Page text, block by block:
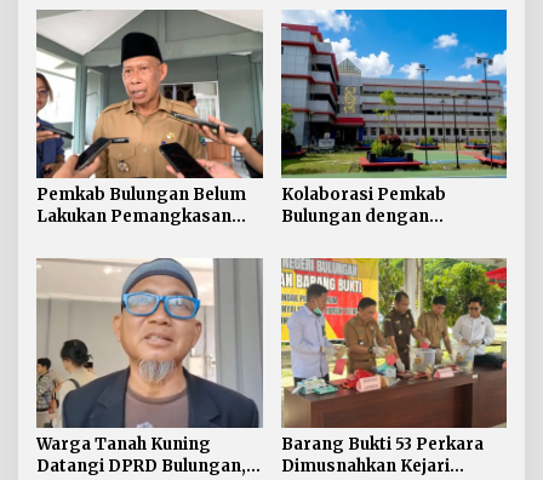
Pemkab Bulungan Belum
Lakukan Pemangkasan
Ada Arahan Pusat
Kolaborasi Pemkab
Bulungan dengan
Desa/Kelurahan Satu
Sarjana
Warga Tanah Kuning
Datangi DPRD Bulungan,
Barang Bukti 53 Perkara
Dimusnahkan Kejari